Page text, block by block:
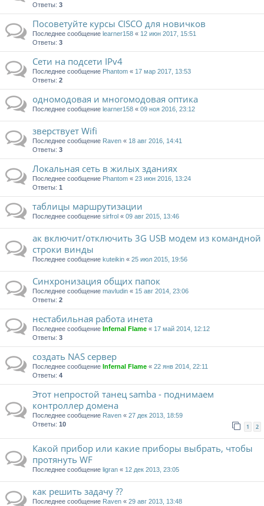
Ответы: 3
Посоветуйте курсы CISCO для новичков
Последнее сообщение learner158 « 12 июн 2017, 15:51
Ответы: 3
Сети на подсети IPv4
Последнее сообщение Phantom « 17 мар 2017, 13:53
Ответы: 2
одномодовая и многомодовая оптика
Последнее сообщение learner158 « 09 ноя 2016, 23:12
зверствует Wifi
Последнее сообщение Raven « 18 авг 2016, 14:41
Ответы: 3
Локальная сеть в жилых зданиях
Последнее сообщение Phantom « 23 июн 2016, 13:24
Ответы: 1
таблицы маршрутизации
Последнее сообщение sirfrol « 09 авг 2015, 13:46
ак включит/отключить 3G USB модем из командной
строки винды
Последнее сообщение kuteikin « 25 июл 2015, 19:56
Синхронизация общих папок
Последнее сообщение mavludin « 15 авг 2014, 23:06
Ответы: 2
нестабильная работа инета
Последнее сообщение Infernal Flame « 17 май 2014, 12:12
Ответы: 3
создать NAS сервер
Последнее сообщение Infernal Flame « 22 янв 2014, 22:11
Ответы: 4
Этот непростой танец samba - поднимаем
контроллер домена
Последнее сообщение Raven « 27 дек 2013, 18:59
Ответы: 10 1 2
Какой прибор или какие приборы выбрать, чтобы
протянуть WF
Последнее сообщение ligran « 12 дек 2013, 23:05
как решить задачу ??
Последнее сообщение Raven « 29 авг 2013, 13:48